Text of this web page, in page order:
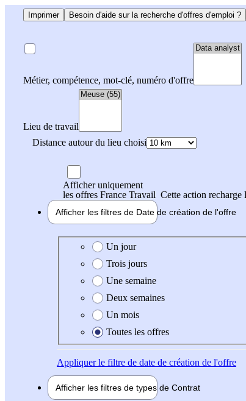
Imprimer Besoin d'aide sur la recherche d'offres d'emploi ?
Métier, compétence, mot-clé, numéro d'offre
Lieu de travail
Distance autour du lieu choisi
Afficher uniquement
les offres France Travail Cette action recharge
Afficher les filtres de Date de création de l'offre
Date de création de l'offre
Un jour
Trois jours
Une semaine
Deux semaines
Un mois
Toutes les offres
Appliquerle filtre de date de création de l'offre
Afficher les filtres de types de Contrat